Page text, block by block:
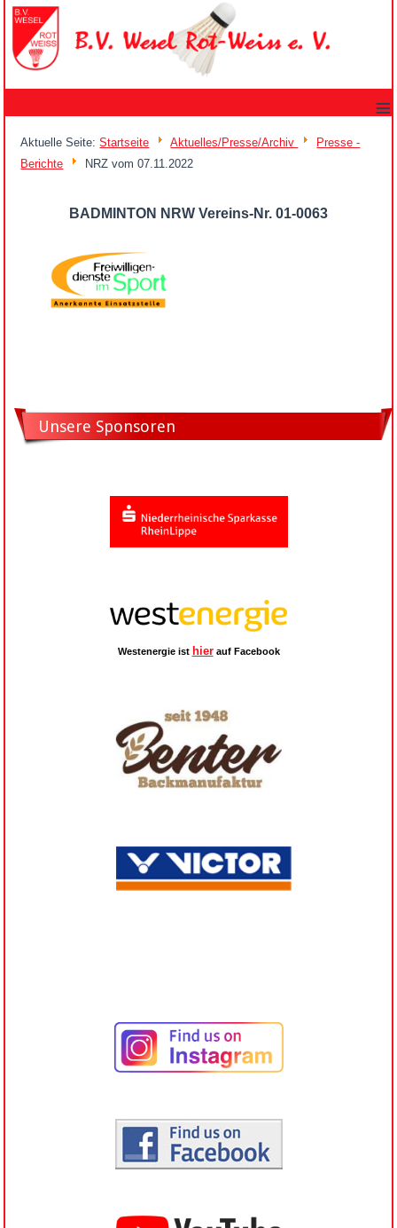
≡
Aktuelle Seite:Startseite Aktuelles/Presse/Archiv
Presse -
Berichte
NRZ vom 07.11.2022
BADMINTON NRW Vereins-Nr. 01-0063
Unsere Sponsoren
Westenergie ist hierauf Facebook